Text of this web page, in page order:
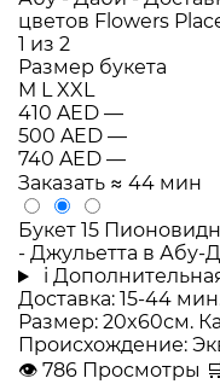
Размер букета
M LXXL
410 AED —
500 AED —
740 AED —
Заказать ≈ 44 мин
Букет 15
- Джульетта в Абу-
i
Доставка: 15-44
Размер: 20x60см.
Происхождение:
👁 786 Просмотры 🛒